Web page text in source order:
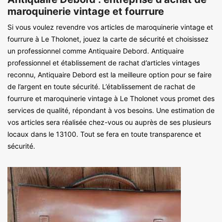
maroquinerie vintage et fourrure
Si vous voulez revendre vos articles de maroquinerie vintage et
fourrure à Le Tholonet, jouez la carte de sécurité et choisissez
un professionnel comme Antiquaire Debord. Antiquaire
professionnel et établissement de rachat d’articles vintages
reconnu, Antiquaire Debord est la meilleure option pour se faire
de l’argent en toute sécurité. L’établissement de rachat de
fourrure et maroquinerie vintage à Le Tholonet vous promet des
services de qualité, répondant à vos besoins. Une estimation de
vos articles sera réalisée chez-vous ou auprès de ses plusieurs
locaux dans le 13100. Tout se fera en toute transparence et
sécurité.